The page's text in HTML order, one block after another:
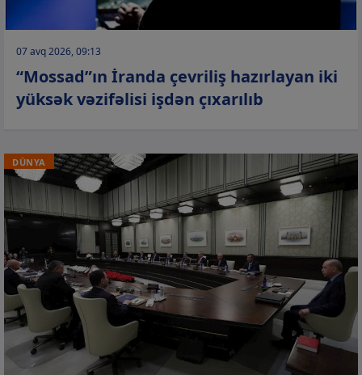
07 avq 2026, 09:13
“Mossad”ın İranda çevriliş hazırlayan iki
yüksək vəzifəlisi işdən çıxarılıb
DÜNYA